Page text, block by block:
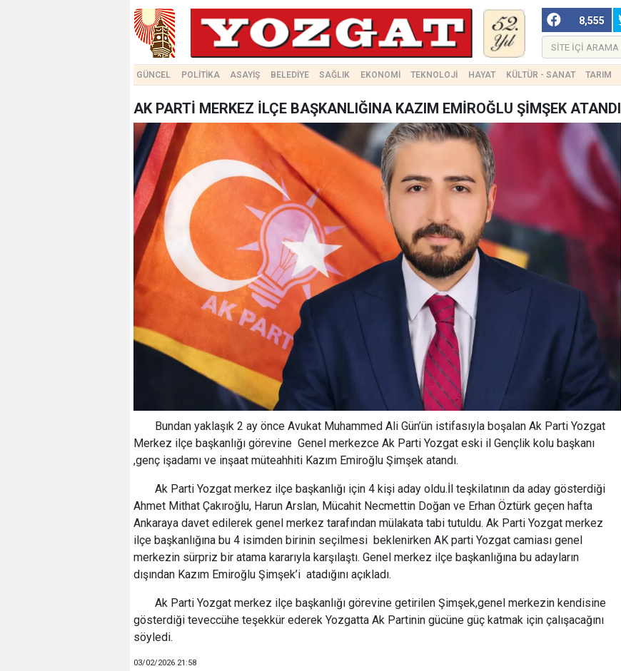
8,555
GÜNCEL POLİTİKA ASAYİŞ BELEDİYE SAĞLIK EKONOMİ TEKNOLOJİ HAYAT KÜLTÜR - SANAT TARIM
AK PARTİ MERKEZ İLÇE BAŞKANLIĞINA KAZIM EMİROĞLU ŞİMŞEK ATANDI
Bundan yaklaşık 2 ay önce Avukat Muhammed Ali Gün’ün istifasıyla boşalan Ak Parti Yozgat
Merkez ilçe başkanlığı görevine Genel merkezce Ak Parti Yozgat eski il Gençlik kolu başkanı
,genç işadamı ve inşaat müteahhiti Kazım Emiroğlu Şimşek atandı.
Ak Parti Yozgat merkez ilçe başkanlığı için 4 kişi aday oldu.İl teşkilatının da aday gösterdiği
Ahmet Mithat Çakıroğlu, Harun Arslan, Mücahit Necmettin Doğan ve Erhan Öztürk geçen hafta
Ankaraya davet edilerek genel merkez tarafından mülakata tabi tutuldu. Ak Parti Yozgat merkez
ilçe başkanlığına bu 4 isimden birinin seçilmesi beklenirken AK parti Yozgat camiası genel
merkezin sürpriz bir atama kararıyla karşılaştı. Genel merkez ilçe başkanlığına bu adayların
dışından Kazım Emiroğlu Şimşek’i atadığını açıkladı.
Ak Parti Yozgat merkez ilçe başkanlığı görevine getirilen Şimşek,genel merkezin kendisine
gösterdiği teveccühe teşekkür ederek Yozgatta Ak Partinin gücüne güç katmak için çalışacağını
söyledi.
03/02/2026 21:58